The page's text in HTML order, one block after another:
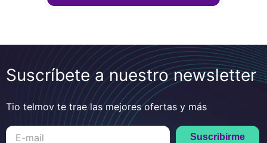
Suscríbete a nuestro newsletter
Tio telmov te trae las mejores ofertas y más
Suscribirme